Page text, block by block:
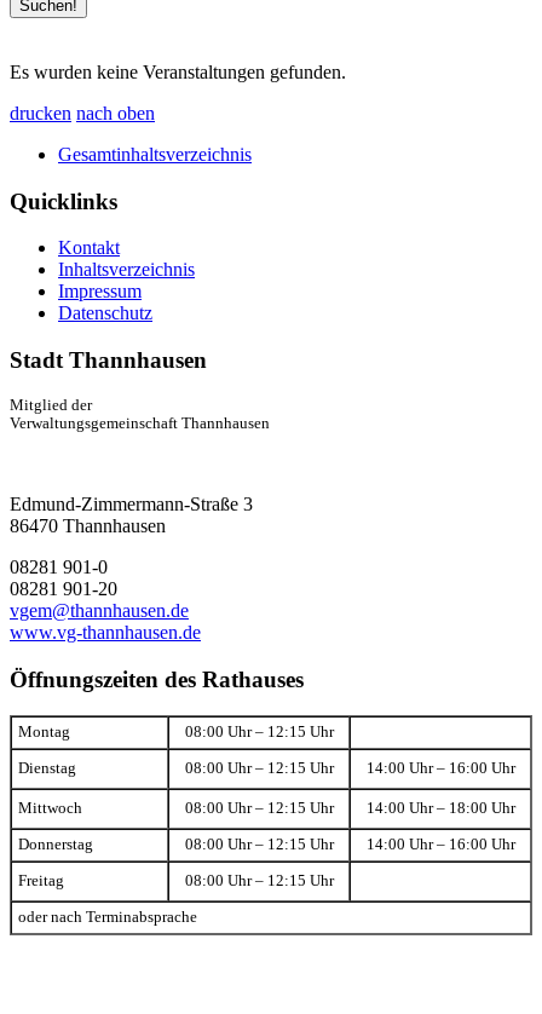
Es wurden keine Veranstaltungen gefunden.
drucken nach oben
Gesamtinhaltsverzeichnis
Quicklinks
Kontakt
Inhaltsverzeichnis
Impressum
Datenschutz
Stadt Thannhausen
Mitglied der
Verwaltungsgemeinschaft Thannhausen
Edmund-Zimmermann-Straße 3
86470 Thannhausen
08281 901-0
08281 901-20
vgem@thannhausen.de
www.vg-thannhausen.de
Öffnungszeiten des Rathauses
Montag 08:00 Uhr – 12:15 Uhr
Dienstag 08:00 Uhr – 12:15 Uhr 14:00 Uhr – 16:00 Uhr
Mittwoch 08:00 Uhr – 12:15 Uhr 14:00 Uhr – 18:00 Uhr
Donnerstag 08:00 Uhr – 12:15 Uhr 14:00 Uhr – 16:00 Uhr
Freitag 08:00 Uhr – 12:15 Uhr
oder nach Terminabsprache